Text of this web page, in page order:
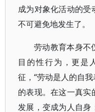
成为对象化活动的
不可避免地发生了。
劳动教育本身不
目的性行为，更是
征，“劳动是人的自
的表现。在这一真实
发展，变成为人自身